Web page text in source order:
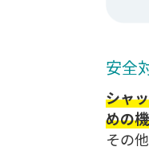
安全
シャ
めの
その